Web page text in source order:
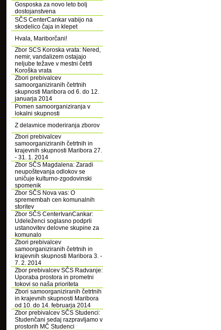
Gosposka za novo leto bolj
dostojanstvena
SČS CenterCankar vabijo na
skodelico čaja in klepet
Hvala, Mariborčani!
Zbor SCS Koroska vrata: Nered,
nemir, vandalizem ostajajo
neljube težave v mestni četrti
Koroška vrata
Zbori prebivalcev
samoorganiziranih četrtnih
skupnosti Maribora od 6. do 12.
januarja 2014
Pomen samoorganiziranja v
lokalni skupnosti
Z delavnice moderiranja zborov
Zbori prebivalcev
samoorganiziranih četrtnih in
krajevnih skupnosti Maribora 27.
- 31. 1. 2014
Zbor SČS Magdalena: Zaradi
neupoštevanja odlokov se
uničuje kulturno-zgodovinski
spomenik
Zbor SČS Nova vas: O
spremembah cen komunalnih
storitev
Zbor SČS CenterIvanCankar:
Udeleženci soglasno podprli
ustanovitev delovne skupine za
komunalo
Zbori prebivalcev
samoorganiziranih četrtnih in
krajevnih skupnosti Maribora 3. -
7. 2. 2014
Zbor prebivalcev SČS Radvanje:
Uporaba prostora in prometni
tokovi so naša prioriteta
Zbori samoorganiziranih četrtnih
in krajevnih skupnosti Maribora
od 10. do 14. februarja 2014
Zbor prebivalcev SČS Studenci:
Studenčani sedaj razpravljamo v
prostorih MČ Studenci